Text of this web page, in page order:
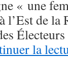
« une
de la
la